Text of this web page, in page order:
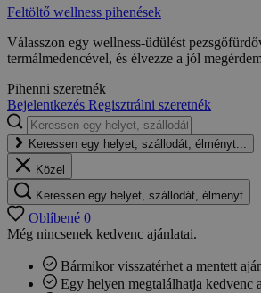
Feltöltő wellness pihenések
Válasszon egy wellness-üdülést
termálmedencével, és élvezze a jól
Pihenni szeretnék
Bejelentkezés Regisztrálni szeretnék
Keressen egy helyet, szállodát, élményt...
Közel
Keressen egy helyet, szállodát, élményt
Oblíbené 0
Még nincsenek kedvenc ajánlatai.
Bármikor visszatérhet a mentett
Egy helyen megtalálhatja kedvenc